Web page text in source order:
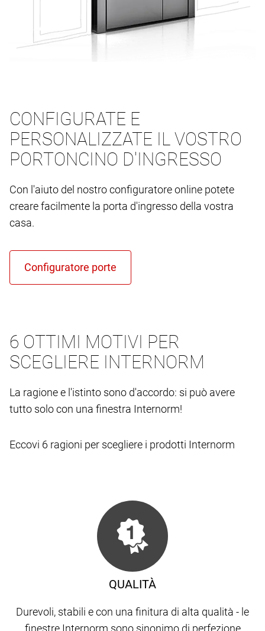
CONFIGURATE E
PERSONALIZZATE IL VOSTRO
PORTONCINO D'INGRESSO
Con l'aiuto del nostro configuratore online potete
creare facilmente la porta d'ingresso della vostra
casa.
6 OTTIMI MOTIVI PER
SCEGLIERE INTERNORM
La ragione e l'istinto sono d'accordo: si può avere
tutto solo con una finestra Internorm!
Eccovi 6 ragioni per scegliere i prodotti Internorm
QUALITÀ
Durevoli, stabili e con una finitura di alta qualità - le
finestre Internorm sono sinonimo di perfezione